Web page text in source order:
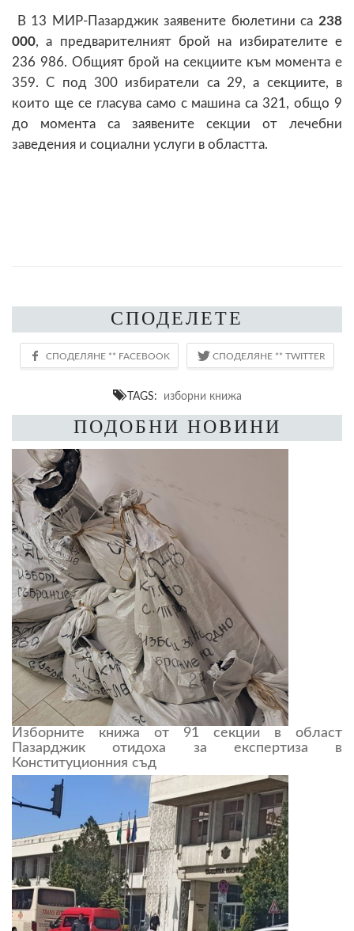
В 13 МИР-Пазарджик заявените бюлетини са 238
000, а предварителният брой на избирателите е
236 986. Общият брой на секциите към момента е
359. С под 300 избиратели са 29, а секциите, в
които ще се гласува само с машина са 321, общо 9
до момента са заявените секции от лечебни
заведения и социални услуги в областта.
СПОДЕЛЕТЕ
TAGS: изборни книжа
ПОДОБНИ НОВИНИ
Изборните книжа от 91 секции в област
Пазарджик отидоха за експертиза в
Конституционния съд